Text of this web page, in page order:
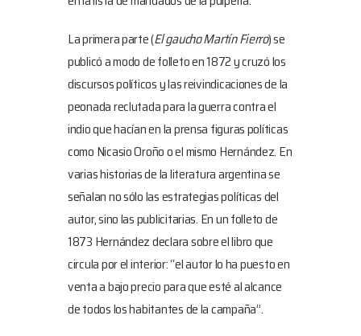
La primera parte (El gaucho Martín Fierro) se
publicó a modo de folleto en 1872 y cruzó los
discursos políticos y las reivindicaciones de la
peonada reclutada para la guerra contra el
indio que hacían en la prensa figuras políticas
como Nicasio Oroño o el mismo Hernández. En
varias historias de la literatura argentina se
señalan no sólo las estrategias políticas del
autor, sino las publicitarias. En un folleto de
1873 Hernández declara sobre el libro que
circula por el interior: “el autor lo ha puesto en
venta a bajo precio para que esté al alcance
de todos los habitantes de la campaña”.